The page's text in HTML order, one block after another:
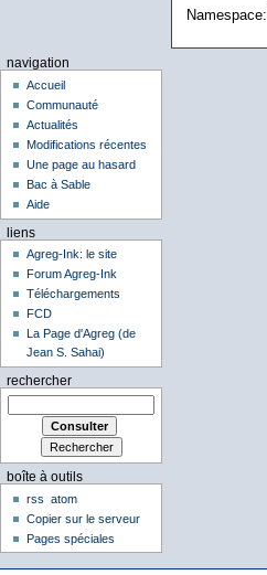
Namespace:
navigation
Accueil
Communauté
Actualités
Modifications récentes
Une page au hasard
Bac à Sable
Aide
liens
Agreg-Ink: le site
Forum Agreg-Ink
Téléchargements
FCD
La Page d'Agreg (de
Jean S. Sahai)
rechercher
boîte à outils
rss
atom
Copier sur le serveur
Pages spéciales